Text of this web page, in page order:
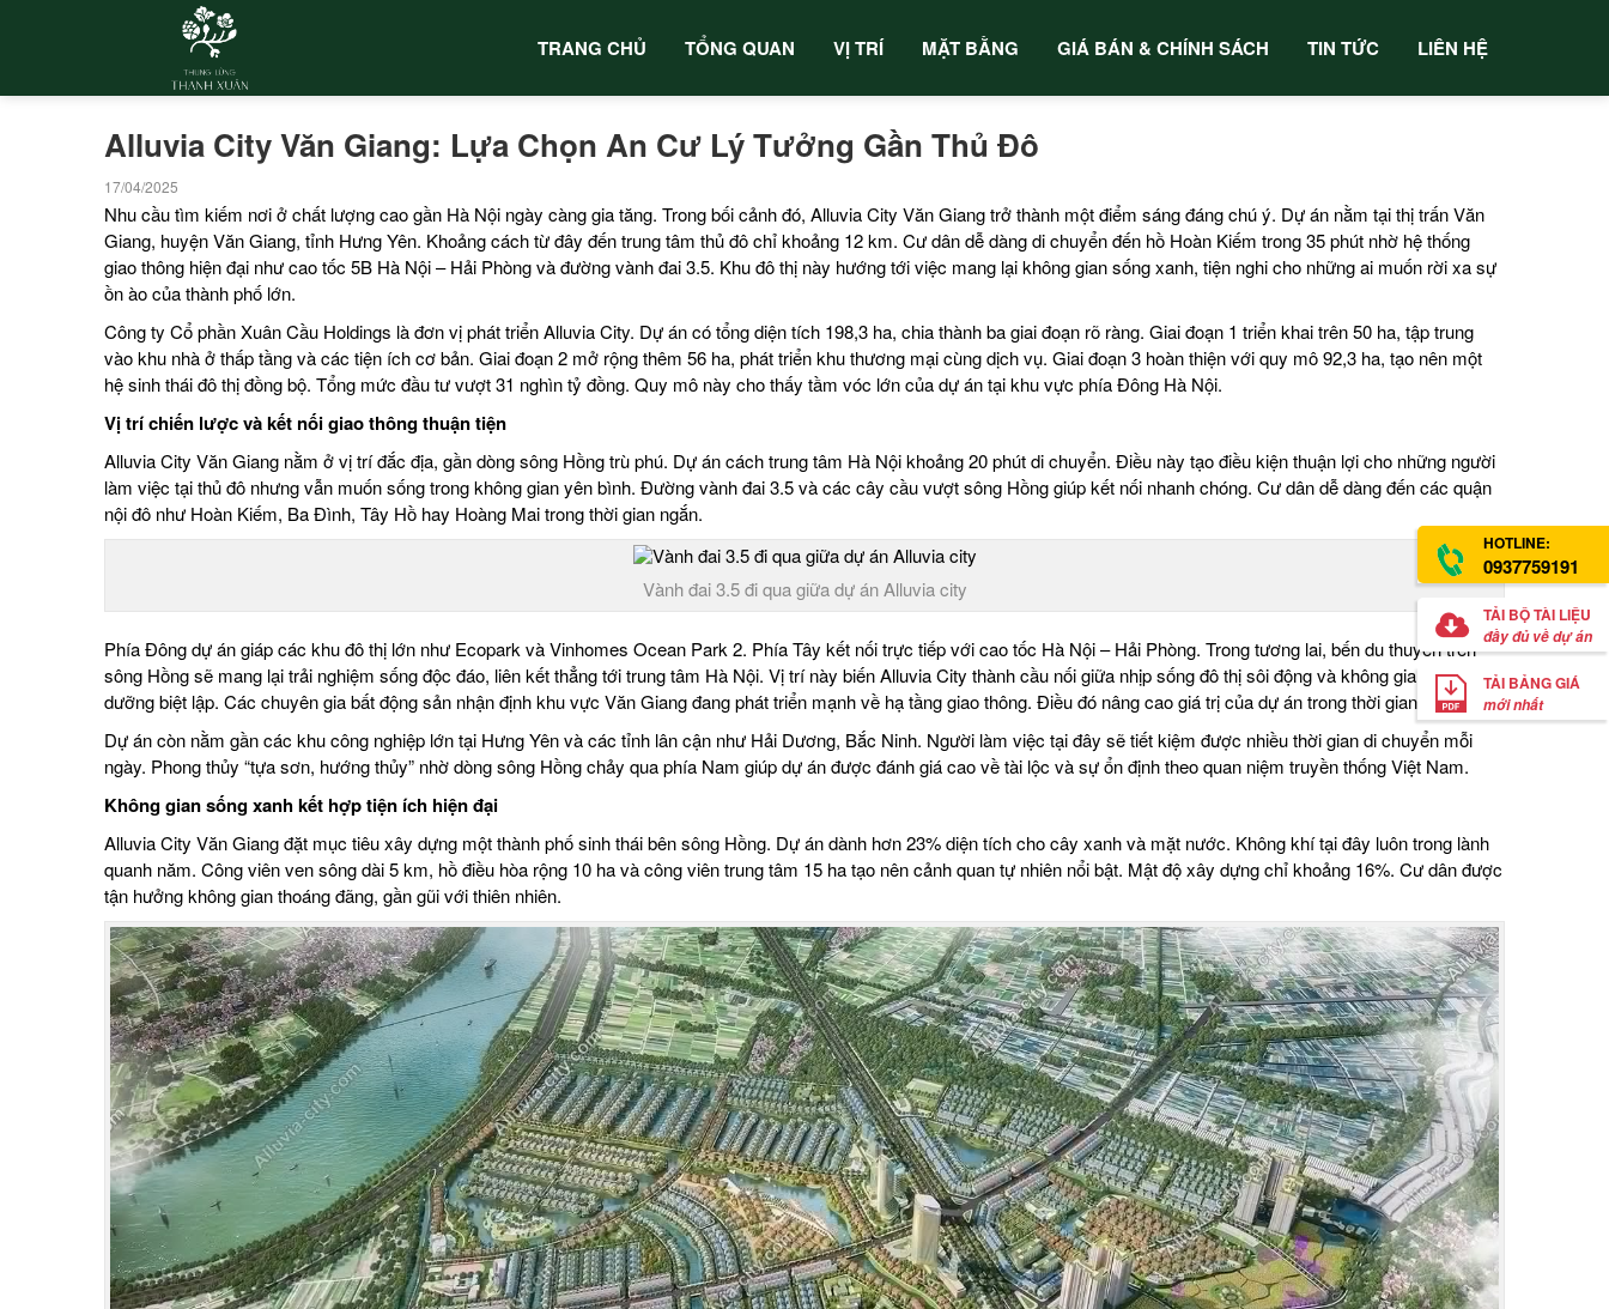
TRANG CHỦ TỔNG QUAN VỊ TRÍ MẶT BẰNG GIÁ BÁN & CHÍNH SÁCH TIN TỨC LIÊN HỆ
Alluvia City Văn Giang: Lựa Chọn An Cư Lý Tưởng Gần Thủ Đô
17/04/2025
Nhu cầu tìm kiếm nơi ở chất lượng cao gần Hà Nội ngày càng gia tăng. Trong bối cảnh đó, Alluvia City Văn Giang trở thành một điểm sáng đáng chú ý. Dự án nằm tại thị trấn Văn
Giang, huyện Văn Giang, tỉnh Hưng Yên. Khoảng cách từ đây đến trung tâm thủ đô chỉ khoảng 12 km. Cư dân dễ dàng di chuyển đến hồ Hoàn Kiếm trong 35 phút nhờ hệ thống
giao thông hiện đại như cao tốc 5B Hà Nội – Hải Phòng và đường vành đai 3.5. Khu đô thị này hướng tới việc mang lại không gian sống xanh, tiện nghi cho những ai muốn rời xa sự
ồn ào của thành phố lớn.
Công ty Cổ phần Xuân Cầu Holdings là đơn vị phát triển Alluvia City. Dự án có tổng diện tích 198,3 ha, chia thành ba giai đoạn rõ ràng. Giai đoạn 1 triển khai trên 50 ha, tập trung
vào khu nhà ở thấp tầng và các tiện ích cơ bản. Giai đoạn 2 mở rộng thêm 56 ha, phát triển khu thương mại cùng dịch vụ. Giai đoạn 3 hoàn thiện với quy mô 92,3 ha, tạo nên một
hệ sinh thái đô thị đồng bộ. Tổng mức đầu tư vượt 31 nghìn tỷ đồng. Quy mô này cho thấy tầm vóc lớn của dự án tại khu vực phía Đông Hà Nội.
Vị trí chiến lược và kết nối giao thông thuận tiện
Alluvia City Văn Giang nằm ở vị trí đắc địa, gần dòng sông Hồng trù phú. Dự án cách trung tâm Hà Nội khoảng 20 phút di chuyển. Điều này tạo điều kiện thuận lợi cho những người
làm việc tại thủ đô nhưng vẫn muốn sống trong không gian yên bình. Đường vành đai 3.5 và các cây cầu vượt sông Hồng giúp kết nối nhanh chóng. Cư dân dễ dàng đến các quận
nội đô như Hoàn Kiếm, Ba Đình, Tây Hồ hay Hoàng Mai trong thời gian ngắn.
Vành đai 3.5 đi qua giữa dự án Alluvia city
Phía Đông dự án giáp các khu đô thị lớn như Ecopark và Vinhomes Ocean Park 2. Phía Tây kết nối trực tiếp với cao tốc Hà Nội – Hải Phòng. Trong tương lai, bến du thuyền trên
sông Hồng sẽ mang lại trải nghiệm sống độc đáo, liên kết thẳng tới trung tâm Hà Nội. Vị trí này biến Alluvia City thành cầu nối giữa nhịp sống đô thị sôi động và không gian nghỉ
dưỡng biệt lập. Các chuyên gia bất động sản nhận định khu vực Văn Giang đang phát triển mạnh về hạ tầng giao thông. Điều đó nâng cao giá trị của dự án trong thời gian tới.
Dự án còn nằm gần các khu công nghiệp lớn tại Hưng Yên và các tỉnh lân cận như Hải Dương, Bắc Ninh. Người làm việc tại đây sẽ tiết kiệm được nhiều thời gian di chuyển mỗi
ngày. Phong thủy “tựa sơn, hướng thủy” nhờ dòng sông Hồng chảy qua phía Nam giúp dự án được đánh giá cao về tài lộc và sự ổn định theo quan niệm truyền thống Việt Nam.
Không gian sống xanh kết hợp tiện ích hiện đại
Alluvia City Văn Giang đặt mục tiêu xây dựng một thành phố sinh thái bên sông Hồng. Dự án dành hơn 23% diện tích cho cây xanh và mặt nước. Không khí tại đây luôn trong lành
quanh năm. Công viên ven sông dài 5 km, hồ điều hòa rộng 10 ha và công viên trung tâm 15 ha tạo nên cảnh quan tự nhiên nổi bật. Mật độ xây dựng chỉ khoảng 16%. Cư dân được
tận hưởng không gian thoáng đãng, gần gũi với thiên nhiên.
HOTLINE:
0937759191
TẢI BỘ TÀI LIỆU
đầy đủ về dự án
TẢI BẢNG GIÁ
mới nhất